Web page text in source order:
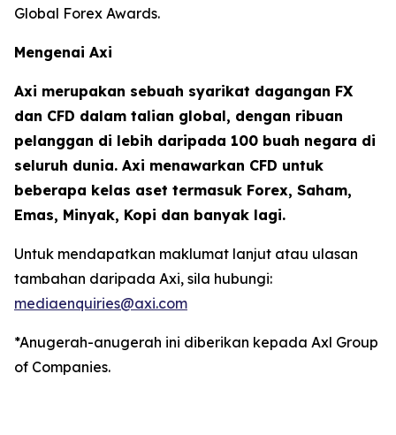
Global Forex Awards.
Mengenai Axi
Axi merupakan sebuah syarikat dagangan FX
dan CFD dalam talian global, dengan ribuan
pelanggan di lebih daripada 100 buah negara di
seluruh dunia. Axi menawarkan CFD untuk
beberapa kelas aset termasuk Forex, Saham,
Emas, Minyak, Kopi dan banyak lagi.
Untuk mendapatkan maklumat lanjut atau ulasan
tambahan daripada Axi, sila hubungi:
mediaenquiries@axi.com
*Anugerah-anugerah ini diberikan kepada Axl Group
of Companies.